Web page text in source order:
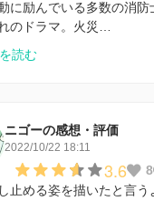
に励んでいる多数の消防
のドラマ。火災…
読む
ニゴーの感想・評価
2022/10/22 18:11
3.6 8
止める姿を描いたと言